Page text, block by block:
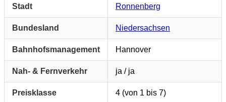
Stadt Ronnenberg
Bundesland Niedersachsen
Bahnhofsmanagement Hannover
Nah- & Fernverkehr ja / ja
Preisklasse 4 (von 1 bis 7)